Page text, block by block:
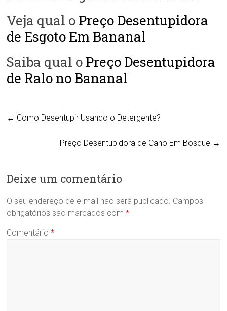
Veja qual o Preço Desentupidora
de Esgoto Em Bananal
Saiba qual o Preço Desentupidora
de Ralo no Bananal
← Como Desentupir Usando o Detergente?
Preço Desentupidora de Cano Em Bosque →
Deixe um comentário
O seu endereço de e-mail não será publicado. Campos
obrigatórios são marcados com*
Comentário*